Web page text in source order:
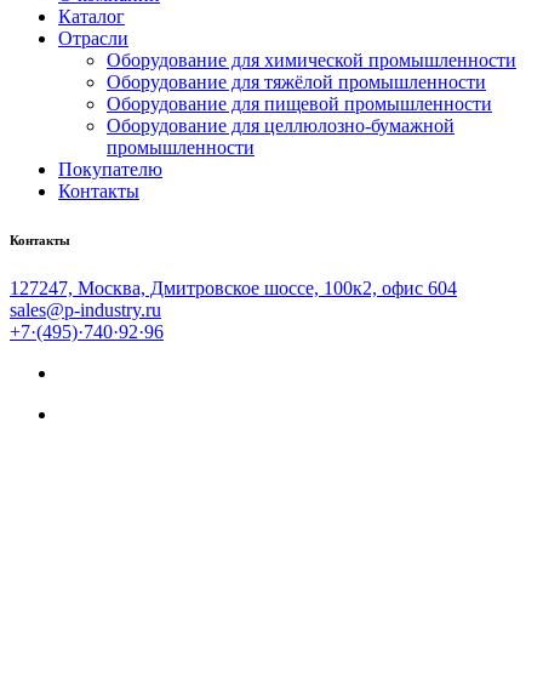
Каталог
Отрасли
Оборудование для химической промышленности
Оборудование для тяжёлой промышленности
Оборудование для пищевой промышленности
Оборудование для целлюлозно-бумажной
промышленности
Покупателю
Контакты
Контакты
127247, Москва, Дмитровское шоссе, 100к2, офис 604
sales@p-industry.ru
+7·(495)·740·92·96